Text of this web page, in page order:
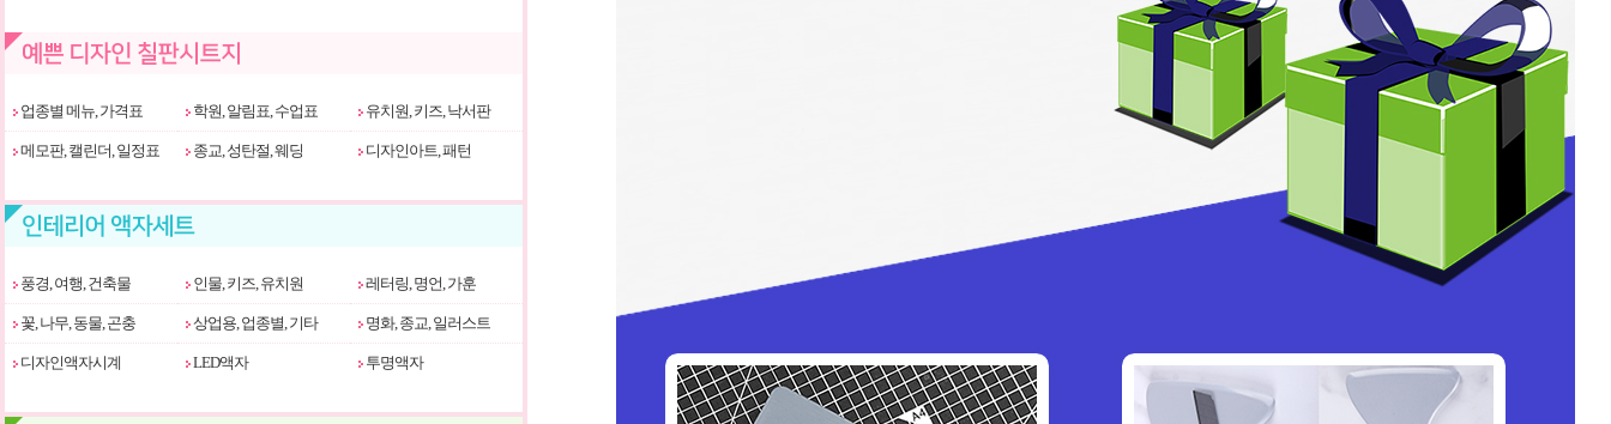
업종별 메뉴, 가격표 학원, 알림표, 수업표 유치원, 키즈, 낙서판
메모판, 캘린더, 일정표 종교, 성탄절, 웨딩 디자인아트, 패턴
풍경, 여행, 건축물 인물, 키즈, 유치원 레터링, 명언, 가훈
꽃, 나무, 동물, 곤충 상업용, 업종별, 기타 명화, 종교, 일러스트
디자인액자시계 LED액자 투명액자